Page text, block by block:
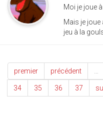
Moi je joue
Mais je joue
jeu à la
premier précédent …
34 35 36 37